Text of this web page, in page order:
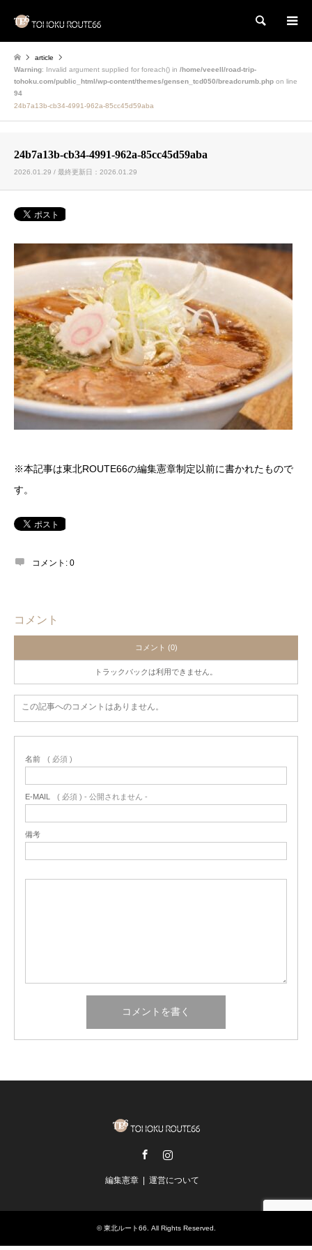
検索
article
Warning: Invalid argument supplied for foreach() in /home/veeell/road-trip-
tohoku.com/public_html/wp-content/themes/gensen_tcd050/breadcrumb.php on line
94
24b7a13b-cb34-4991-962a-85cc45d59aba
24b7a13b-cb34-4991-962a-85cc45d59aba
2026.01.29 / 最終更新日：2026.01.29
※本記事は東北ROUTE66の編集憲章制定以前に書かれたもので
す。
コメント: 0
コメント
コメント (0)
トラックバックは利用できません。
この記事へのコメントはありません。
名前 ( 必須 )
E-MAIL ( 必須 ) - 公開されません -
備考
編集憲章 運営について
©東北ルート66 . All Rights Reserved.